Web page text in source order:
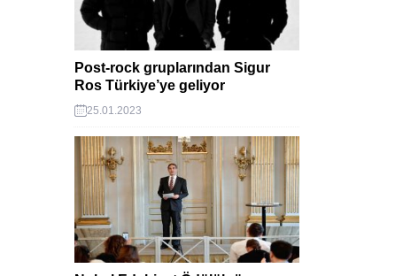
Post-rock gruplarından Sigur
Ros Türkiye’ye geliyor
25.01.2023